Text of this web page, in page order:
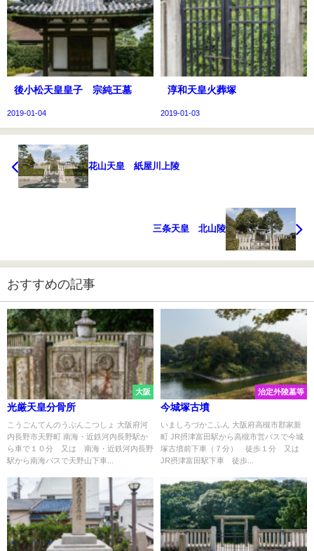
後小松天皇皇子 宗純王墓
2019-01-04
淳和天皇火葬塚
2019-01-03
花山天皇 紙屋川上陵
三条天皇 北山陵
おすすめの記事
大阪
光厳天皇分骨所
こうごんてんのうぶんこつしょ 大阪府河
内長野市天野町 南海・近鉄河内長野駅か
ら車で１０分 又は 南海・近鉄河内長野
駅から南海バスで天野山下車...
治定外陵墓等
今城塚古墳
いましろづかこふん 大阪府高槻市郡家新
町 JR摂津富田駅から高槻市営バスで今城
塚古墳前下車（７分） 徒歩１分 又は
JR摂津富田駅下車 徒歩...